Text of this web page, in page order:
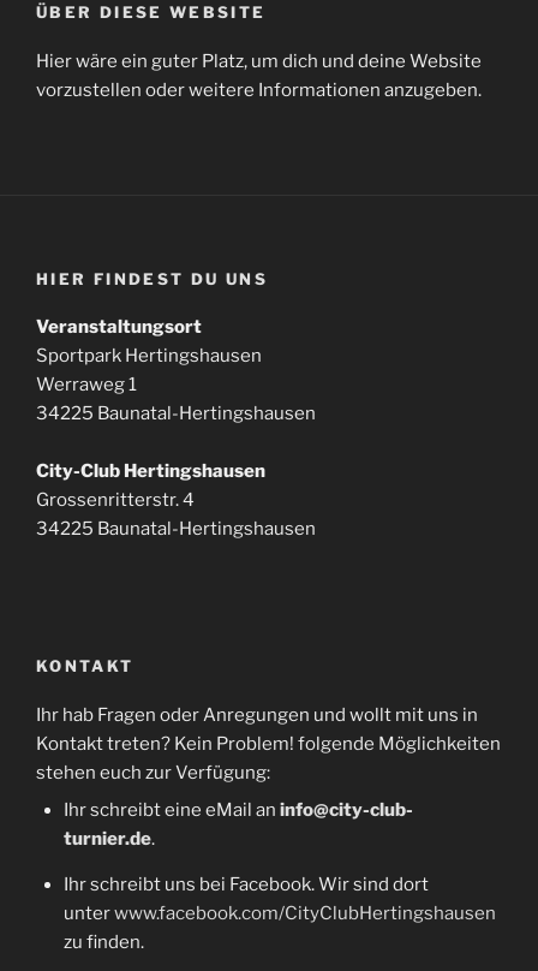
ÜBER DIESE WEBSITE
Hier wäre ein guter Platz, um dich und deine Website
vorzustellen oder weitere Informationen anzugeben.
HIER FINDEST DU UNS
Veranstaltungsort
Sportpark Hertingshausen
Werraweg 1
34225 Baunatal-Hertingshausen
City-Club Hertingshausen
Grossenritterstr. 4
34225 Baunatal-Hertingshausen
KONTAKT
Ihr hab Fragen oder Anregungen und wollt mit uns in
Kontakt treten? Kein Problem! folgende Möglichkeiten
stehen euch zur Verfügung:
Ihr schreibt eine eMail an info@city-club-
turnier.de.
Ihr schreibt uns bei Facebook. Wir sind dort
unterwww.facebook.com/CityClubHertingshausen
zu finden.